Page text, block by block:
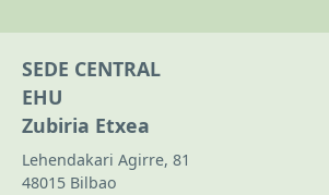
SEDE CENTRAL
EHU
Zubiria Etxea
Lehendakari Agirre, 81
48015 Bilbao